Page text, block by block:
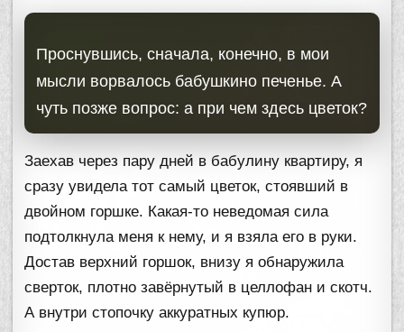
Проснувшись, сначала, конечно, в мои
мысли ворвалось бабушкино печенье. А
чуть позже вопрос: а при чем здесь цветок?
Заехав через пару дней в бабулину квартиру, я
сразу увидела тот самый цветок, стоявший в
двойном горшке. Какая-то неведомая сила
подтолкнула меня к нему, и я взяла его в руки.
Достав верхний горшок, внизу я обнаружила
сверток, плотно завёрнутый в целлофан и скотч.
А внутри стопочку аккуратных купюр.